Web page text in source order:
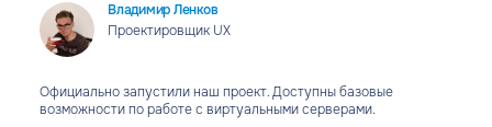
Виртуальные
серверы
Решения
Документация
Владимир Ленков
Проектировщик UX
Официально запустили наш проект. Доступны базовые
возможности по работе с виртуальными серверами.